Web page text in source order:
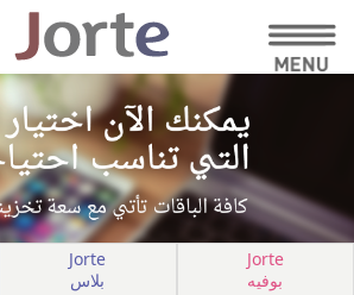
Jorte
بلاس
Jorte
بوفيه